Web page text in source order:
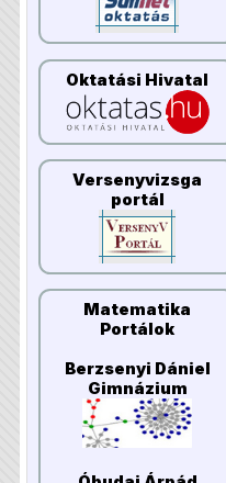
Oktatási Hivatal
Versenyvizsga
portál
Matematika
Portálok
Berzsenyi Dániel
Gimnázium